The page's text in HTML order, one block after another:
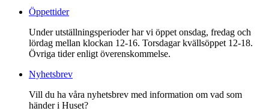
Öppettider
Under utställningsperioder har vi öppet onsdag, fredag och
lördag mellan klockan 12-16. Torsdagar kvällsöppet 12-18.
Övriga tider enligt överenskommelse.
Nyhetsbrev
Vill du ha våra nyhetsbrev med information om vad som
händer i Huset?